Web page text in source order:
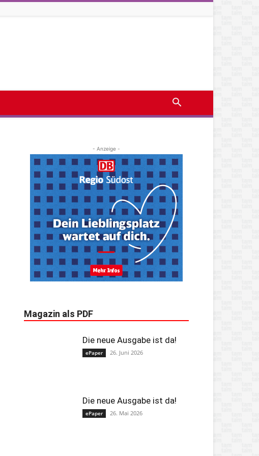
- Anzeige -
Magazin als PDF
Die neue Ausgabe ist da!
ePaper 26. Juni 2026
Die neue Ausgabe ist da!
ePaper 26. Mai 2026